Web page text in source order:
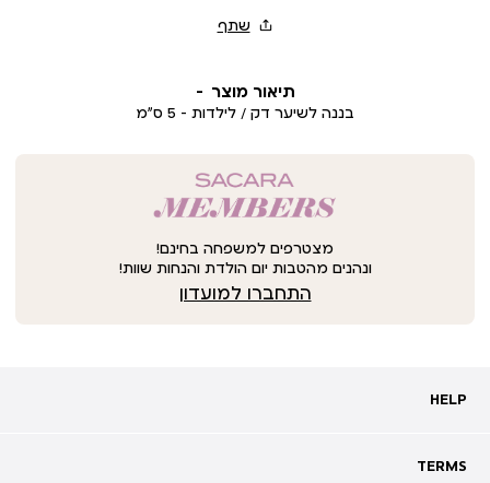
תיאור מוצר
בננה לשיער דק / לילדות - 5 ס”מ
מצטרפים למשפחה בחינם!
ונהנים מהטבות יום הולדת והנחות שוות!
התחברו למועדון
HELP
HELP
שאלות ותשובות
TERMS
TERMS